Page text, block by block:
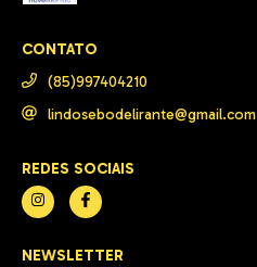
CONTATO
(85)997404210
lindosebodelirante@gmail.com
REDES SOCIAIS
NEWSLETTER